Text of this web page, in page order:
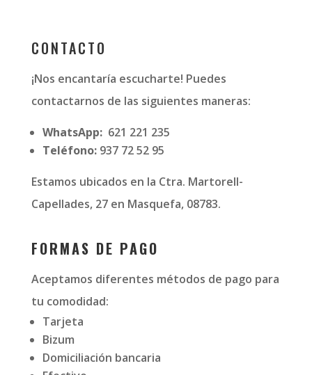
CONTACTO
¡Nos encantaría escucharte! Puedes
contactarnos de las siguientes maneras:
WhatsApp:621 221 235
Teléfono:937 72 52 95
Estamos ubicados en la Ctra. Martorell-
Capellades, 27 en Masquefa, 08783.
FORMAS DE PAGO
Aceptamos diferentes métodos de pago para
tu comodidad:
Tarjeta
Bizum
Domiciliación bancaria